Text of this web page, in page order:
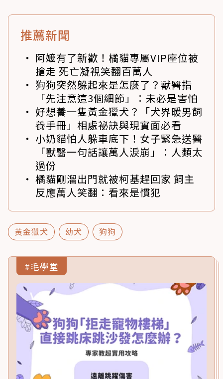
推薦新聞
阿嬤有了新歡！橘貓專屬VIP座位被
搶走 死亡凝視笑翻百萬人
狗狗突然躲起來是怎麼了？獸醫指
「先注意這3個細節」：未必是害怕
好想養一隻黃金獵犬？「犬界暖男飼
養手冊」相處祕訣與現實面必看
小奶貓怕人躲車底下！女子緊急送醫
「獸醫一句話讓萬人淚崩」：人類太
過份
橘貓剛溜出門就被柯基趕回家 飼主
反應萬人笑翻：看來是慣犯
黃金獵犬 幼犬 狗狗
#毛學堂